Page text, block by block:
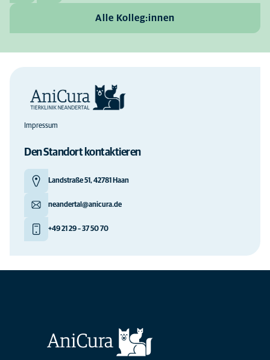
Alle Kolleg:innen
Impressum
Den Standort kontaktieren
Landstraße 51, 42781 Haan
neandertal@anicura.de
+49 21 29 – 37 50 70